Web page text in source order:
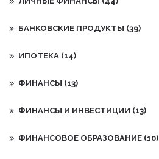
БАНКОВСКИЕ ПРОДУКТЫ (39)
ИПОТЕКА (14)
ФИНАНСЫ (13)
ФИНАНСЫ И ИНВЕСТИЦИИ (13)
ФИНАНСОВОЕ ОБРАЗОВАНИЕ (10)